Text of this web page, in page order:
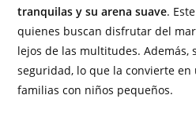
tranquilas y su arena suave.
quienes buscan disfrutar del
lejos de las multitudes. Además,
seguridad, lo que la convierte
familias con niños pequeños.